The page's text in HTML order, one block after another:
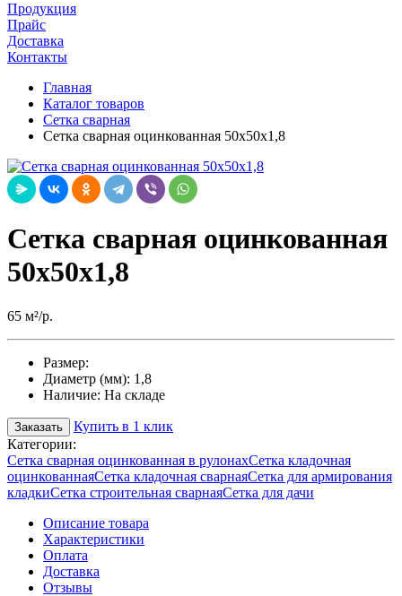
Продукция
Прайс
Доставка
Контакты
Главная
Каталог товаров
Сетка сварная
Сетка сварная оцинкованная 50х50х1,8
Сетка сварная оцинкованная
50х50х1,8
65 м²/р.
Размер:
Диаметр (мм): 1,8
Наличие: На складе
Заказать
Купить в 1 клик
Категории:
Сетка сварная оцинкованная в рулонахСетка кладочная
оцинкованнаяСетка кладочная сварнаяСетка для армирования
кладкиСетка строительная сварнаяСетка для дачи
Описание товара
Характеристики
Оплата
Доставка
Отзывы